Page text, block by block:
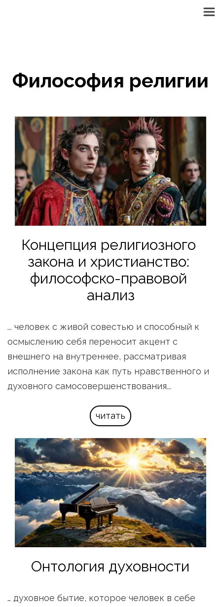
Философия религии
Концепция религиозного
закона и христианство:
философско-правовой
анализ
... человек с живой совестью и способный к
осмыслению себя переносит акцент с
внешнего на внутреннее, рассматривая
исполнение закона как путь нравственного и
духовного самосовершенствования...
читать
Онтология духовности
… духовное бытие, которое человек в себе